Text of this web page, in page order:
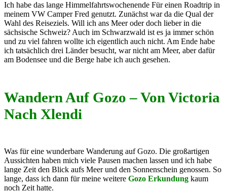
Ich habe das lange Himmelfahrtswochenende Für einen Roadtrip in
meinem VW Camper Fred genutzt. Zunächst war da die Qual der
Wahl des Reiseziels. Will ich ans Meer oder doch lieber in die
sächsische Schweiz? Auch im Schwarzwald ist es ja immer schön
und zu viel fahren wollte ich eigentlich auch nicht. Am Ende habe
ich tatsächlich drei Länder besucht, war nicht am Meer, aber dafür
am Bodensee und die Berge habe ich auch gesehen.
Wandern Auf Gozo – Von Victoria
Nach Xlendi
Was für eine wunderbare Wanderung auf Gozo. Die großartigen
Aussichten haben mich viele Pausen machen lassen und ich habe
lange Zeit den Blick aufs Meer und den Sonnenschein genossen. So
lange, dass ich dann für meine weitere Gozo Erkundung kaum
noch Zeit hatte.